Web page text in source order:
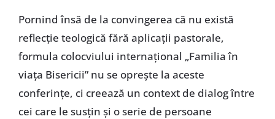
Pornind însă de la convingerea că nu există
reflecţie teologică fără aplicaţii pastorale,
formula colocviului internaţional „Familia în
viaţa Bisericii” nu se opreşte la aceste
conferinţe, ci creează un context de dialog între
cei care le susţin şi o serie de persoane